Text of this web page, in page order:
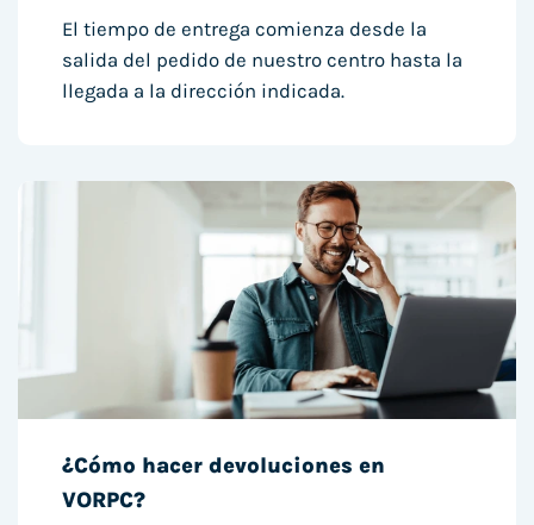
El tiempo de entrega comienza desde la
salida del pedido de nuestro centro hasta la
llegada a la dirección indicada.
¿Cómo hacer devoluciones en
VORPC?